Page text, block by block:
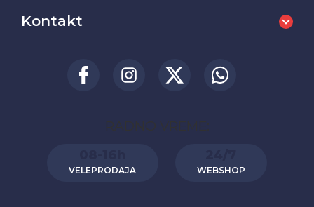
Kontakt
RADNO VREME:
VELEPRODAJA WEBSHOP